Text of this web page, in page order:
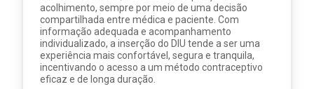
acolhimento, sempre por meio de uma decisão
compartilhada entre médica e paciente. Com
informação adequada e acompanhamento
individualizado, a inserção do DIU tende a ser uma
experiência mais confortável, segura e tranquila,
incentivando o acesso a um método contraceptivo
eficaz e de longa duração.